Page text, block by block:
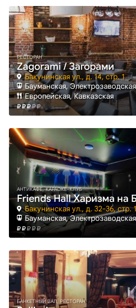
РЕСТОРАН
Zagorami / Загорами
Бакунинская ул., д. 14, стр. 1
Бауманская, Электрозаводская
Европейская, Кавказская
АНТИКАФЕ, КАРАОКЕ-КЛУБ
Friends Hall Харизма на
Бакунинская ул., д. 32-36, стр.
Бауманская, Электрозаводская
БАНКЕТНЫЙ ЗАЛ, РЕСТОРАН